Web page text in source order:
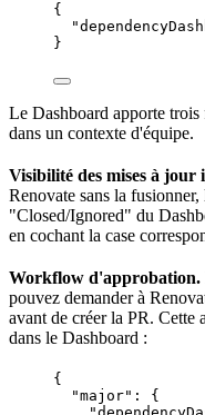
{
}
Le Dashboard apporte
dans un contexte d'équipe.
Visibilité des mises à jour
Renovate sans la
"Closed/Ignored" du
en cochant la case
Workflow d'approbation.
pouvez demander à
avant de créer la PR. Cette
dans le Dashboard :
{
"major" : {